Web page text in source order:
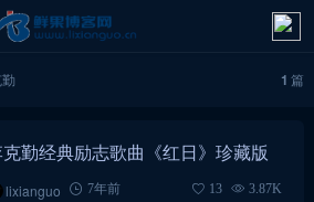
1 篇
勤经典励志歌曲《红日》珍藏版
lixianguo 7年前 13 3.87K